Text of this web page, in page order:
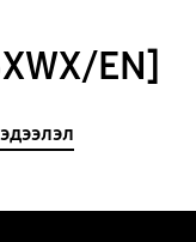
EN]